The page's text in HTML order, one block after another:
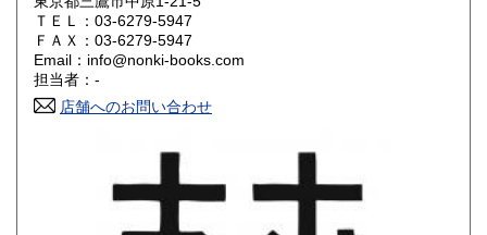
奈良県 200円
鳥取県 200円
岡山県 200円
徳島県
200円 愛媛県
ＴＥＬ：03-6279-5947
ＦＡＸ：03-6279-5947
Email：info@nonki-books.com
担当者：-
店舗へのお問い合わせ